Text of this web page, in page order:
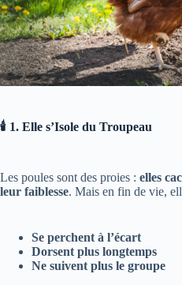
🕯️ 1. Elle s’Isole du Troupeau
Les poules sont des proies : elles
leur faiblesse. Mais en fin de vie,
Se perchent à l’écart
Dorsent plus longtemps
Ne suivent plus le groupe